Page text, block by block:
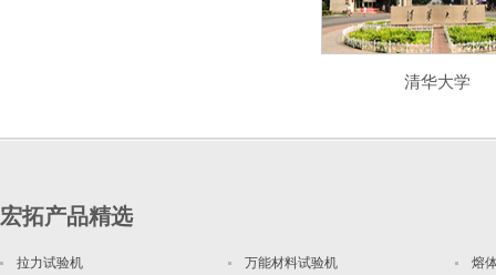
清华大学
宏拓产品精选
拉力试验机 万能材料试验机 熔